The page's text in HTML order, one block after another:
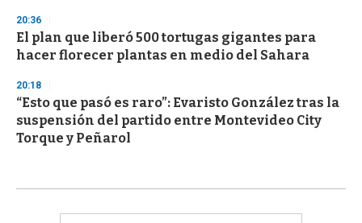
20:36
El plan que liberó 500 tortugas gigantes para
hacer florecer plantas en medio del Sahara
20:18
“Esto que pasó es raro”: Evaristo González tras la
suspensión del partido entre Montevideo City
Torque y Peñarol